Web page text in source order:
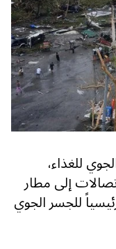
للغذاء،
إلى مطار
للجسر الجوي